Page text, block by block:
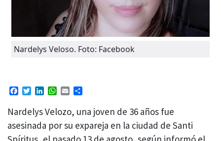
Nardelys Veloso. Foto: Facebook
Facebook
TwitterLinkedIn
WhatsApp
Email
Nardelys Velozo, una joven de 36 años fue
asesinada por su expareja en la ciudad de Santi